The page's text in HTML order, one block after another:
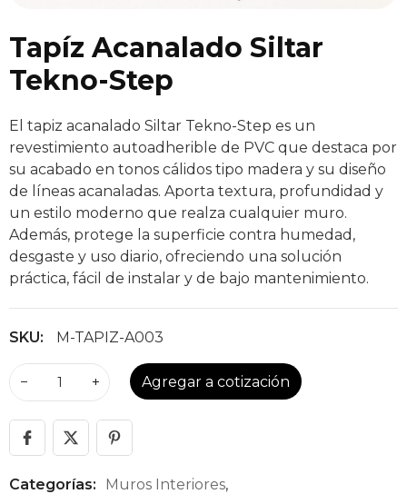
Tapíz Acanalado Siltar
Tekno-Step
El tapiz acanalado Siltar Tekno-Step es un
revestimiento autoadherible de PVC que destaca por
su acabado en tonos cálidos tipo madera y su diseño
de líneas acanaladas. Aporta textura, profundidad y
un estilo moderno que realza cualquier muro.
Además, protege la superficie contra humedad,
desgaste y uso diario, ofreciendo una solución
práctica, fácil de instalar y de bajo mantenimiento.
SKU: M-TAPIZ-A003
− + Agregar a cotización
Categorías: Muros Interiores,